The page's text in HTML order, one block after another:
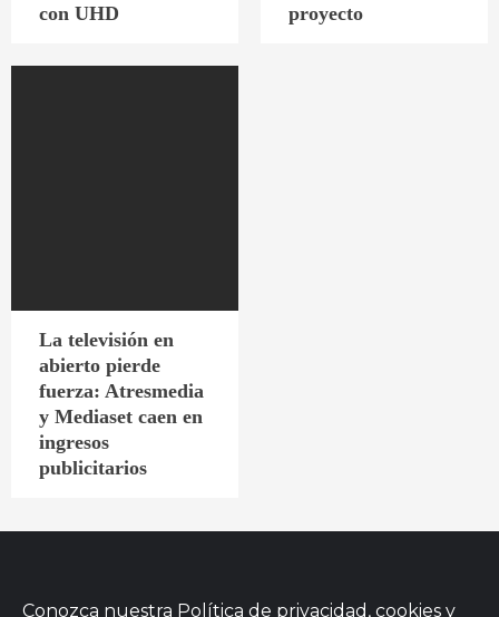
con UHD
proyecto
La televisión en
abierto pierde
fuerza: Atresmedia
y Mediaset caen en
ingresos
publicitarios
Conozca nuestra Política de privacidad, cookies y